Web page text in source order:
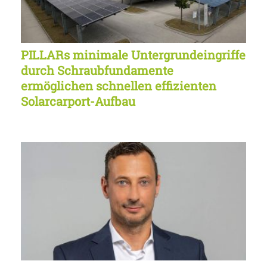
PILLARs minimale Untergrundeingriffe
durch Schraubfundamente
ermöglichen schnellen effizienten
Solarcarport-Aufbau